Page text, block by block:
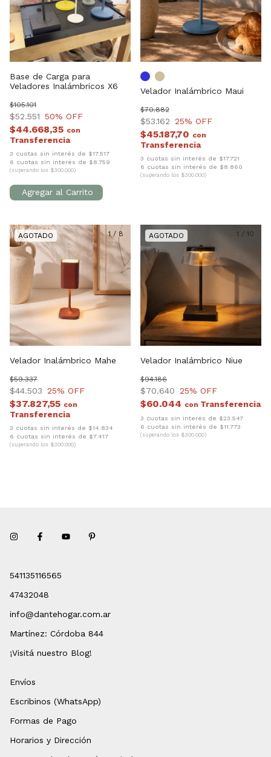
Base de Carga para
Veladores Inalámbricos X6
$52.551
$105.101
50% OFF
$44.668,35 con
3 cuotas sin interés de $17.517
6 cuotas sin interés de $8.759
(superando los $300.000)
Velador Inalámbrico Maui
$53.162
$70.882
25% OFF
$45.187,70 con
3 cuotas sin interés de $17.721
6 cuotas sin interés de $8.860
(superando los $300.000)
1/ 8
Velador Inalámbrico Mahe
$44.503
$59.337
25% OFF
$37.827,55 con
3 cuotas sin interés de $14.834
6 cuotas sin interés de $7.417
(superando los $300.000)
1 / 10
Velador Inalámbrico Niue
$70.640
$94.186
25% OFF
$60.044 con
3 cuotas sin interés de $23.547
6 cuotas sin interés de $11.773
(superando los $300.000)
541135116565
47432048
info@dantehogar.com.ar
Martínez: Córdoba 844
¡Visitá nuestro Blog!
Envíos
Escribinos (WhatsApp)
Formas de Pago
Horarios y Dirección